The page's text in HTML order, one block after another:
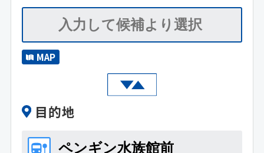
MAP
目的地